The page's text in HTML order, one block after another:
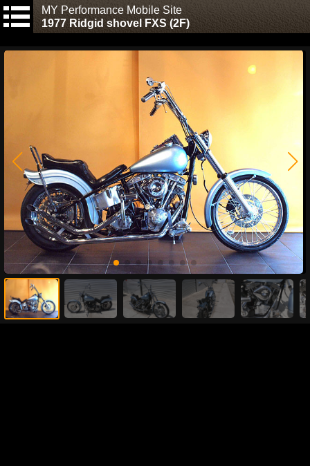
MY Performance Mobile Site
1977 Ridgid shovel FXS (2F)